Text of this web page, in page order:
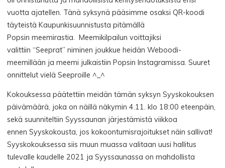
vuotta ajatellen. Tänä syksynä pääsimme osaksi QR-koodi
täyteistä Kaupunkisuunnistusta pitämällä
Popsin meemirastia. Meemikilpailun voittajiksi
valittiin “Seeprat” niminen joukkue heidän Weboodi-
meemillään ja meemi julkaistiin Popsin Instagramissa. Suuret
onnittelut vielä Seeproille ^_^
Kokouksessa päätettiin meidän tämän syksyn Syyskokouksen
päivämäärä, joka on näillä näkymin 4.11. klo 18:00 eteenpäin,
sekä suunniteltiin Syyssaunan järjestämistä viikkoa
ennen Syyskokousta, jos kokoontumisrajoitukset näin sallivat!
Syyskokouksessa siis muun muassa valitaan uusi hallitus
tulevalle kaudelle 2021 ja Syyssaunassa on mahdollista